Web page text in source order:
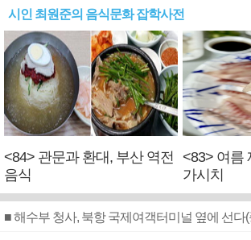
시인 최원준의 음식문화 잡학사전
<84> 관문과 환대, 부산 역전
음식
<83> 여름
가시치
■ 해수부 청사, 북항 국제여객터미널 옆에 선다